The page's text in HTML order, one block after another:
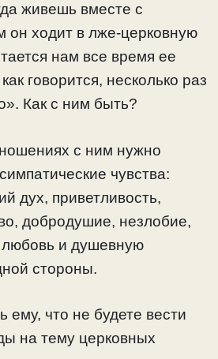
живешь вместе с
он ходит в лже-церковную
нам все время ее
говорится, несколько раз
Как с ним быть?
с ним нужно
чувства:
дух, приветливость,
добродушие, незлобие,
и душевную
стороны.
ему, что не будете вести
на тему церковных